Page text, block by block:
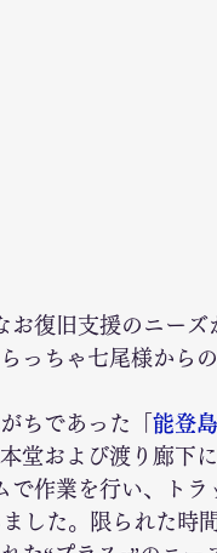
お復旧支援のニーズ
っちゃ七尾様から
ちであった「 能登島
堂および渡り廊下
で作業を行い、トラ
した。限られた時